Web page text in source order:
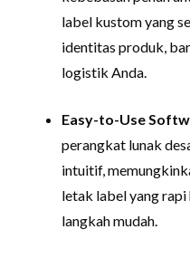
label kustom yang
identitas produk,
logistik Anda.
Easy-to-Use
perangkat lunak
intuitif,
letak label yang
langkah mudah.